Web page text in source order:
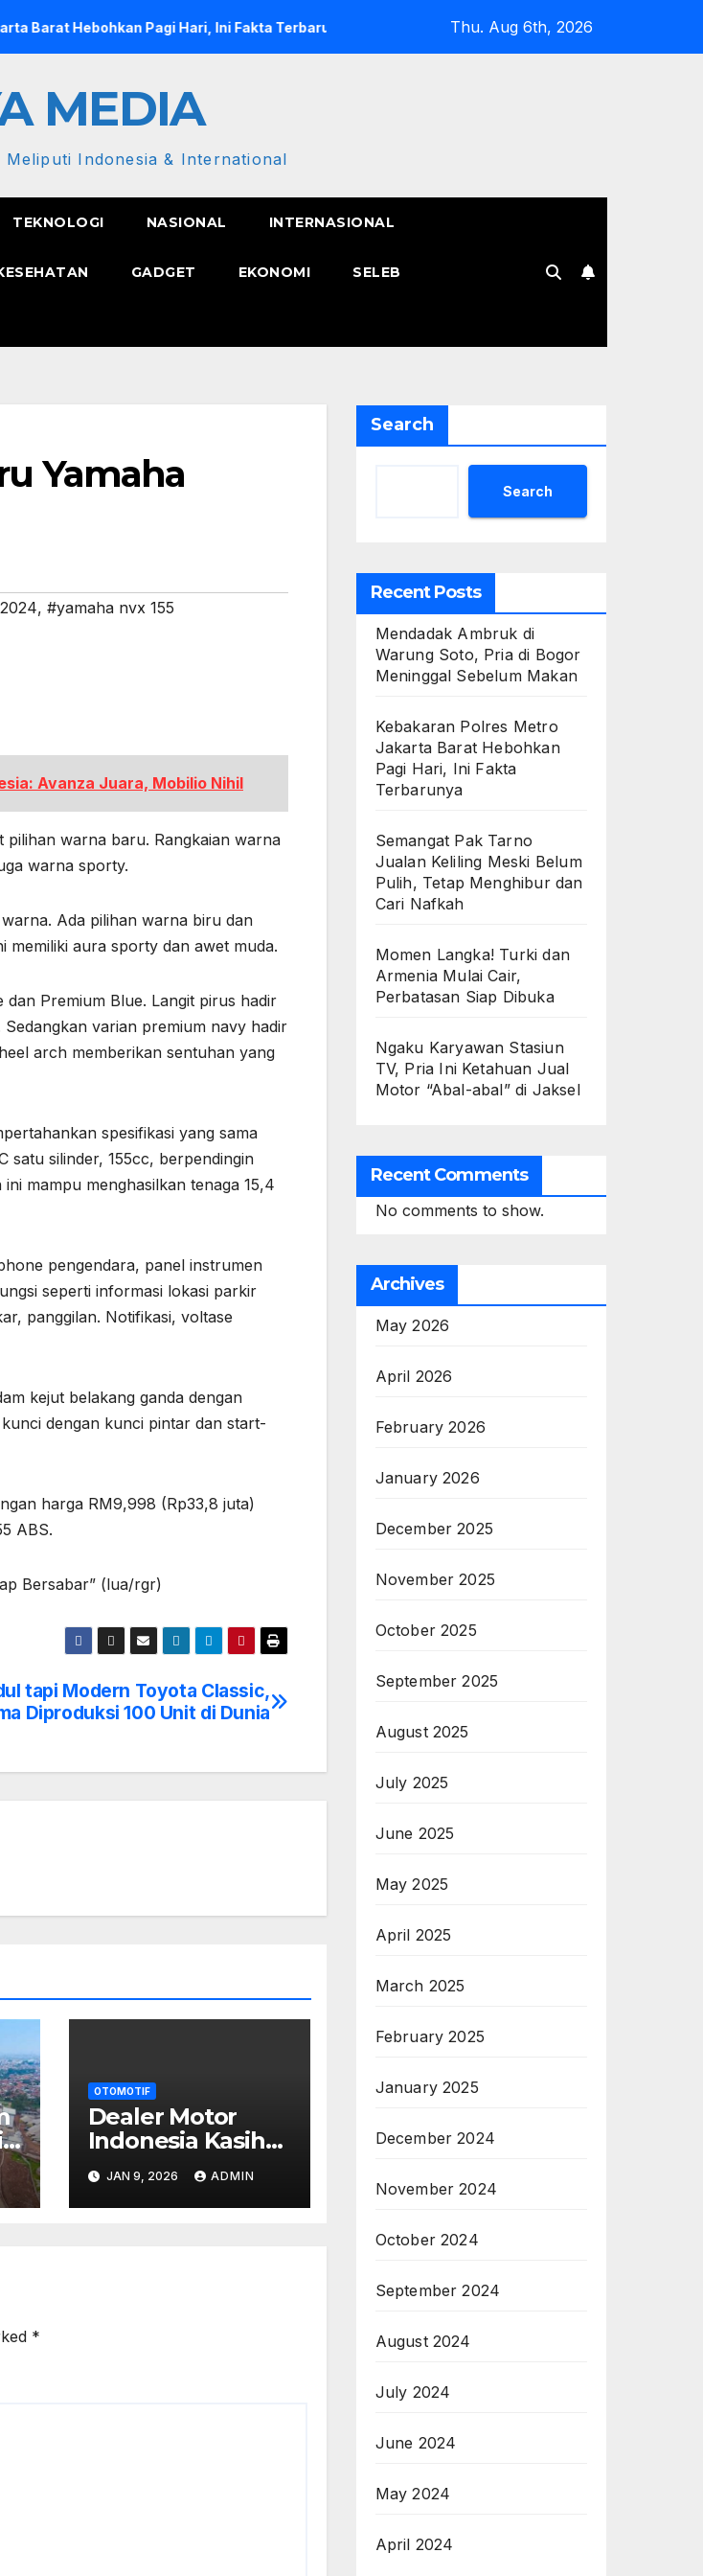
Pagi Hari, Ini Fakta Terbarunya Semangat Pak Tarno Jualan Keliling Meski Belum
Thu. Aug 6th, 2026
MEDIA
Meliputi Indonesia & International
TEKNOLOGI NASIONAL INTERNASIONAL
GADGET EKONOMI SELEB
Yamaha
, #yamaha nvx 155
Avanza Juara, Mobilio Nihil
pilihan warna baru. Rangkaian warna
warna sporty.
Ada pilihan warna biru dan
aura sporty dan awet muda.
Premium Blue. Langit pirus hadir
varian premium navy hadir
arch memberikan sentuhan yang
spesifikasi yang sama
satu silinder, 155cc, berpendingin
mampu menghasilkan tenaga 15,4
pengendara, panel instrumen
seperti informasi lokasi parkir
panggilan. Notifikasi, voltase
kejut belakang ganda dengan
dengan kunci pintar dan start-
harga RM9,998 (Rp33,8 juta)
ABS.
Bersabar” (lua/rgr)
tapi Modern Toyota Classic,
Diproduksi 100 Unit di Dunia
OTOMOTIF
Dealer Motor
Indonesia Kasih
Cashback 30% –
Promo Musim
Liburan!
JAN 9, 2026 ADMIN
*
Search
Search
Recent Posts
Mendadak Ambruk di
Warung Soto, Pria di Bogor
Meninggal Sebelum Makan
Kebakaran Polres Metro
Jakarta Barat Hebohkan
Pagi Hari, Ini Fakta
Terbarunya
Semangat Pak Tarno
Jualan Keliling Meski Belum
Pulih, Tetap Menghibur dan
Cari Nafkah
Momen Langka! Turki dan
Armenia Mulai Cair,
Perbatasan Siap Dibuka
Ngaku Karyawan Stasiun
TV, Pria Ini Ketahuan Jual
Motor “Abal-abal” di Jaksel
Recent Comments
No comments to show.
Archives
May 2026
April 2026
February 2026
January 2026
December 2025
November 2025
October 2025
September 2025
August 2025
July 2025
June 2025
May 2025
April 2025
March 2025
February 2025
January 2025
December 2024
November 2024
October 2024
September 2024
August 2024
July 2024
June 2024
May 2024
April 2024